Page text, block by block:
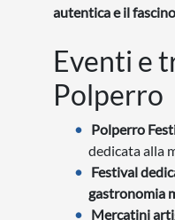
autentica e il
Eventi e
Polperro
Polperro
dedicata alla
Festival
gastronomia
Mercatini